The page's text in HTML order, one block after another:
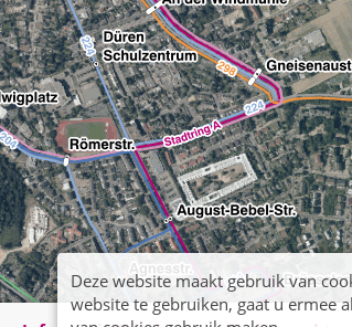
Deze website maakt gebruik van
website te gebruiken, gaat u ermee